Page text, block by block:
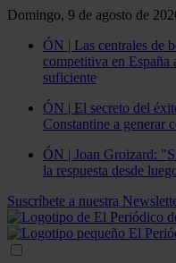
Domingo, 9 de agosto de
ÓN | Las centrales de
competitiva en España
suficiente
ÓN | El secreto del
Constantine a generar
ÓN | Joan Groizard:
la respuesta desde
Suscríbete a nuestra